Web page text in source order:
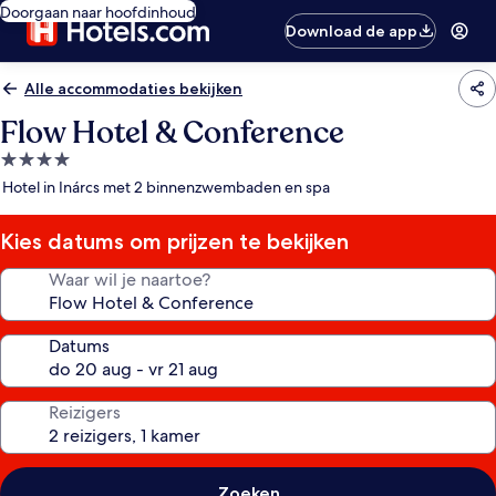
Doorgaan naar hoofdinhoud
Download de app
Alle accommodaties bekijken
Flow Hotel & Conference
4.0-
sterrenaccommodatie
Hotel in Inárcs met 2 binnenzwembaden en spa
Kies datums om prijzen te bekijken
Waar wil je naartoe?
Datums
Reizigers